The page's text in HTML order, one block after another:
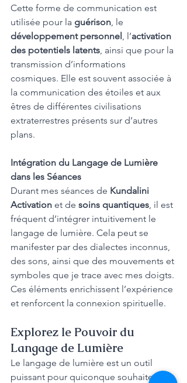
Cette forme de communication est
utilisée pour la guérison, le
développement personnel, l’activation
des potentiels latents, ainsi que pour la
transmission d’informations
cosmiques. Elle est souvent associée à
la communication des étoiles et aux
êtres de différentes civilisations
extraterrestres présents sur d’autres
plans.
Intégration du Langage de Lumière
dans les Séances
Durant mes séances de Kundalini
Activation et de soins quantiques, il est
fréquent d’intégrer intuitivement le
langage de lumière. Cela peut se
manifester par des dialectes inconnus,
des sons, ainsi que des mouvements et
symboles que je trace avec mes doigts.
Ces éléments enrichissent l’expérience
et renforcent la connexion spirituelle.
Explorez le Pouvoir du
Langage de Lumière
Le langage de lumière est un outil
puissant pour quiconque souhaite